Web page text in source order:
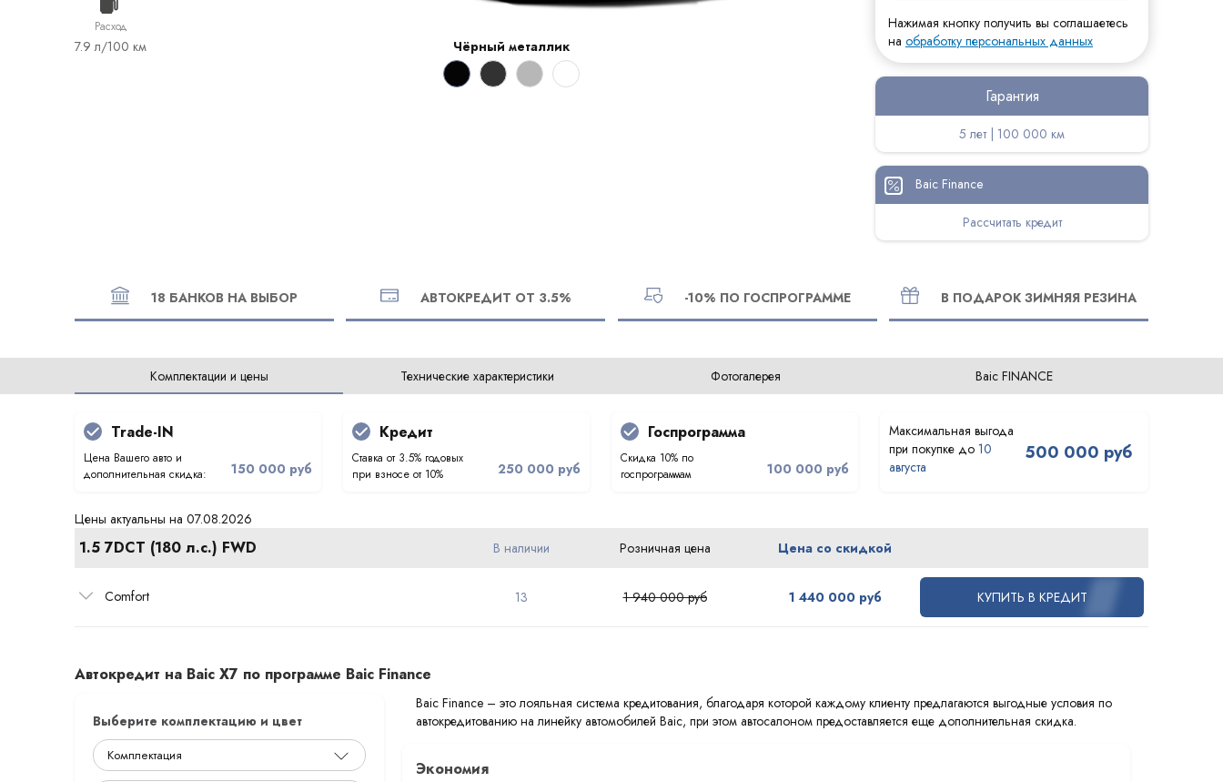
Расход
7.9 л/100 км Чёрный металлик
Нажимая кнопку получить вы соглашаетесь
на обработку персональных данных
Гарантия
5 лет | 100 000 км
Baic Finance
Рассчитать кредит
18 БАНКОВ НА ВЫБОР АВТОКРЕДИТ ОТ 3.5% -10% ПО ГОСПРОГРАММЕ В ПОДАРОК ЗИМНЯЯ РЕЗИНА
Комплектации и цены Технические характеристики Фотогалерея Baic FINANCE
Trade-IN
Цена Вашего авто и
дополнительная скидка:
150 000 руб
Кредит
Ставка от 3.5% годовых
при взносе от 10%
250 000 руб
Госпрограмма
Скидка 10% по
госпрограммам
100 000 руб
10
августа
500 000 руб
Цены актуальны на 07.08.2026
1.5 7DCT (180 л.с.) FWD В наличии Розничная цена Цена со скидкой
Comfort 13 1 940 000 руб 1 440 000 руб КУПИТЬ В КРЕДИТ
Автокредит на Baic X7 по программе Baic Finance
Выберите комплектацию и цвет
Baic Finance – это лояльная система кредитования, благодаря которой каждому клиенту предлагаются выгодные условия по
автокредитованию на линейку автомобилей Baic, при этом автосалоном предоставляется еще дополнительная скидка.
Экономия